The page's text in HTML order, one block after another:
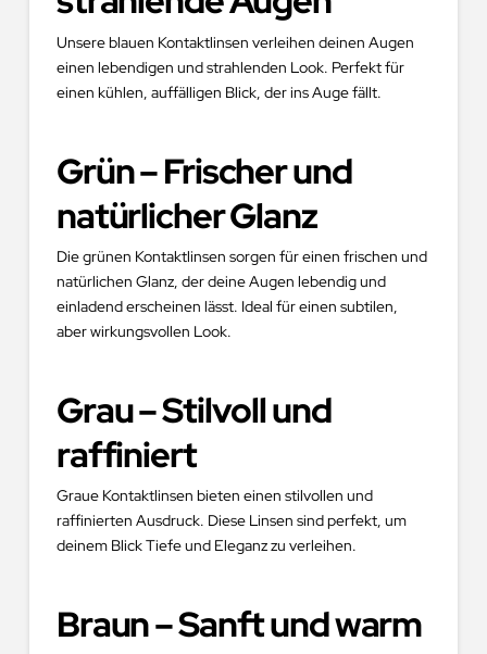
Unsere blauen Kontaktlinsen verleihen deinen Augen
einen lebendigen und strahlenden Look. Perfekt für
einen kühlen, auffälligen Blick, der ins Auge fällt.
Grün – Frischer und
natürlicher Glanz
Die grünen Kontaktlinsen sorgen für einen frischen und
natürlichen Glanz, der deine Augen lebendig und
einladend erscheinen lässt. Ideal für einen subtilen,
aber wirkungsvollen Look.
Grau – Stilvoll und
raffiniert
Graue Kontaktlinsen bieten einen stilvollen und
raffinierten Ausdruck. Diese Linsen sind perfekt, um
deinem Blick Tiefe und Eleganz zu verleihen.
Braun – Sanft und warm